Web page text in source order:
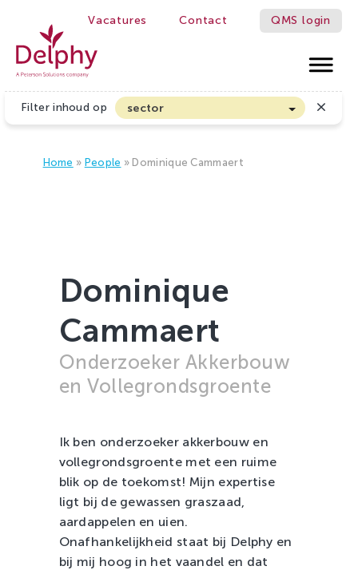
Vacatures Contact QMS login
DelphyWE MAKE GROWERS BETTER!
Filter inhoud op
sector
Biologische Land- en Tuinbouw
Glasgroenten
Sierteelt
Zachtfruit
Home » People » Dominique Cammaert
Dominique
Cammaert
Onderzoeker Akkerbouw
en Vollegrondsgroente
Ik ben onderzoeker akkerbouw en
vollegrondsgroente met een ruime
blik op de toekomst! Mijn expertise
ligt bij de gewassen graszaad,
aardappelen en uien.
Onafhankelijkheid staat bij Delphy en
bij mij hoog in het vaandel en dat